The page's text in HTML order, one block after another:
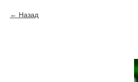
Назад